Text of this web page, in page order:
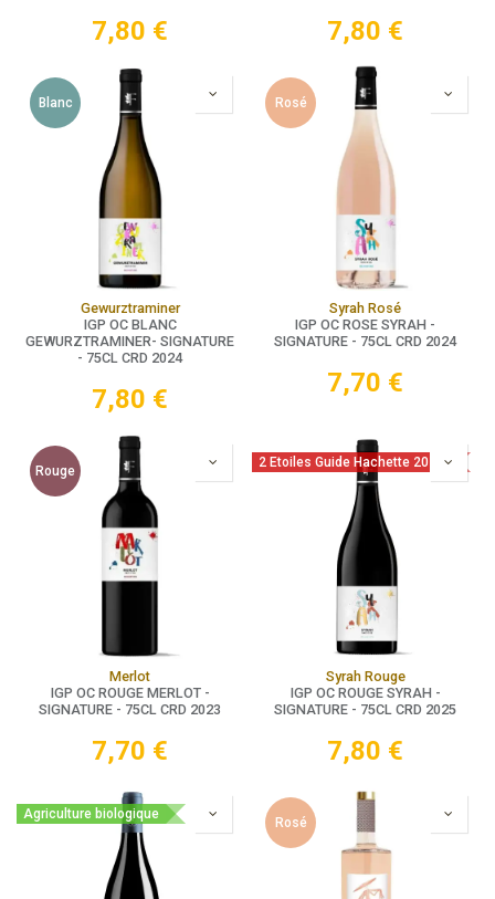
7,80 € 7,80 €
Blanc
Gewurztraminer
IGP OC BLANC
GEWURZTRAMINER- SIGNATURE
- 75CL CRD 2024
7,80 €
Rosé
Syrah Rosé
IGP OC ROSE SYRAH -
SIGNATURE - 75CL CRD 2024
7,70 €
Rouge
Merlot
IGP OC ROUGE MERLOT -
SIGNATURE - 75CL CRD 2023
7,70 €
2 Etoiles Guide Hachette 2026
Syrah Rouge
IGP OC ROUGE SYRAH -
SIGNATURE - 75CL CRD 2025
7,80 €
Agriculture biologique
Rosé